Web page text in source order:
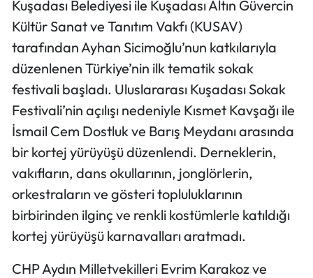
Kuşadası Belediyesi ile Kuşadası Altın Güvercin
Kültür Sanat ve Tanıtım Vakfı (KUSAV)
tarafından Ayhan Sicimoğlu’nun katkılarıyla
düzenlenen Türkiye’nin ilk tematik sokak
festivali başladı. Uluslararası Kuşadası Sokak
Festivali’nin açılışı nedeniyle Kısmet Kavşağı ile
İsmail Cem Dostluk ve Barış Meydanı arasında
bir kortej yürüyüşü düzenlendi. Derneklerin,
vakıfların, dans okullarının, jonglörlerin,
orkestraların ve gösteri topluluklarının
birbirinden ilginç ve renkli kostümlerle katıldığı
kortej yürüyüşü karnavalları aratmadı.
CHP Aydın Milletvekilleri Evrim Karakoz ve